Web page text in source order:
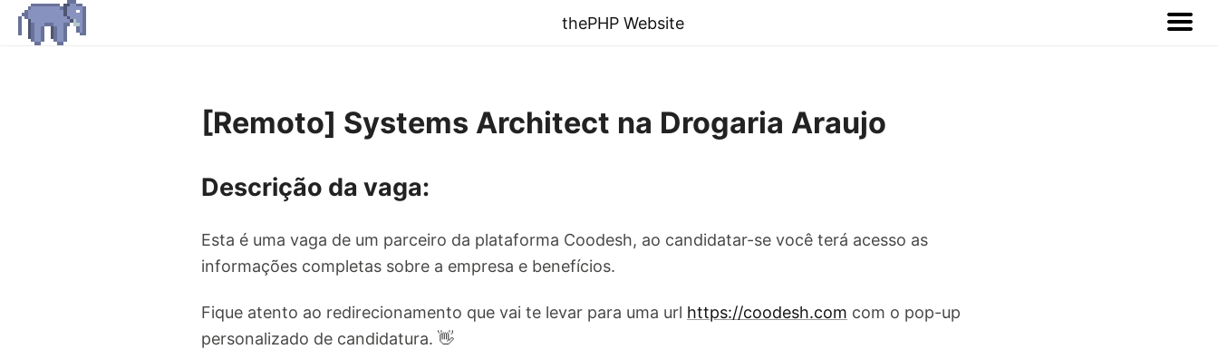
thePHP Website
[Remoto] Systems Architect na Drogaria Araujo
Descrição da vaga:
Esta é uma vaga de um parceiro da plataforma Coodesh, ao candidatar-se você terá acesso as
informações completas sobre a empresa e benefícios.
Fique atento ao redirecionamento que vai te levar para uma url https://coodesh.com com o pop-up
personalizado de candidatura. 👋